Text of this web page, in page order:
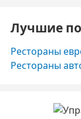
Лучшие
Рестораны
Рестораны